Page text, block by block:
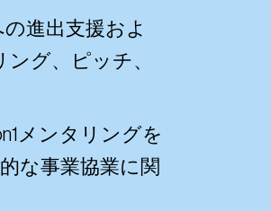
進出支援およ
グ、ピッチ、
メンタリングを
な事業協業に関